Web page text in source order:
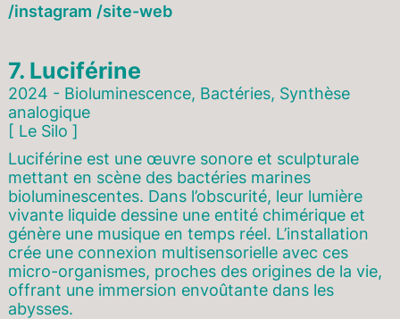
instagram
site-web
7. Luciférine
2024 - Bioluminescence, Bactéries, Synthèse
analogique
[ Le Silo ]
Luciférine est une œuvre sonore et sculpturale
mettant en scène des bactéries marines
bioluminescentes. Dans l’obscurité, leur lumière
vivante liquide dessine une entité chimérique et
génère une musique en temps réel. L’installation
crée une connexion multisensorielle avec ces
micro-organismes, proches des origines de la vie,
offrant une immersion envoûtante dans les
abysses.